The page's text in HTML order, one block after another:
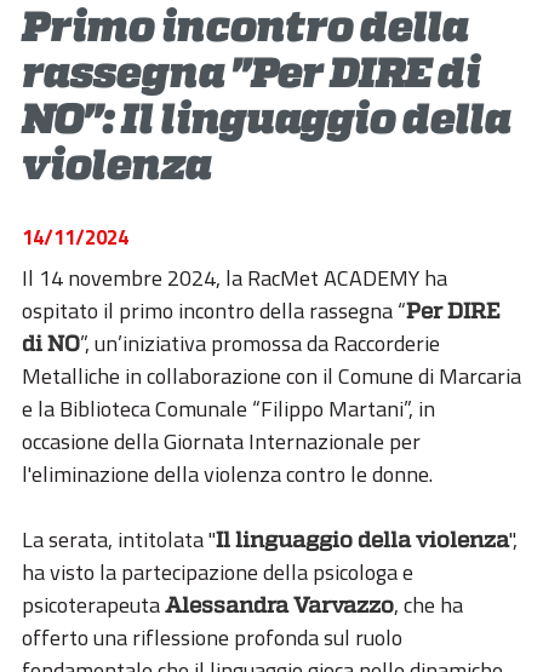
AZIENDA
PRODOTTI
APPLICAZIONI
ESG
ACADEMY
BIM
HIGHLIGHTS
DOWNLOAD
Primo incontro della
rassegna "Per DIRE di
NO": Il linguaggio della
violenza
14/11/2024
Il 14 novembre 2024, la RacMet ACADEMY ha
ospitato il primo incontro della rassegna “Per DIRE
di NO”, un’iniziativa promossa da Raccorderie
Metalliche in collaborazione con il Comune di Marcaria
e la Biblioteca Comunale “Filippo Martani”, in
occasione della Giornata Internazionale per
l'eliminazione della violenza contro le donne.
La serata, intitolata "Il linguaggio della violenza",
ha visto la partecipazione della psicologa e
psicoterapeutaAlessandra Varvazzo, che ha
offerto una riflessione profonda sul ruolo